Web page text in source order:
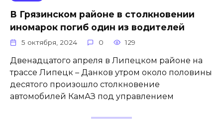
В Грязинском районе в столкновении
иномарок погиб один из водителей
5 октября, 2024 0 129
Двенадцатого апреля в Липецком районе на
трассе Липецк – Данков утром около половины
десятого произошло столкновение
автомобилей КамАЗ под управлением